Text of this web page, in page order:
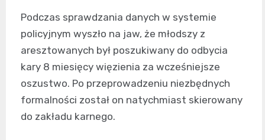
Podczas sprawdzania danych w systemie
policyjnym wyszło na jaw, że młodszy z
aresztowanych był poszukiwany do odbycia
kary 8 miesięcy więzienia za wcześniejsze
oszustwo. Po przeprowadzeniu niezbędnych
formalności został on natychmiast skierowany
do zakładu karnego.